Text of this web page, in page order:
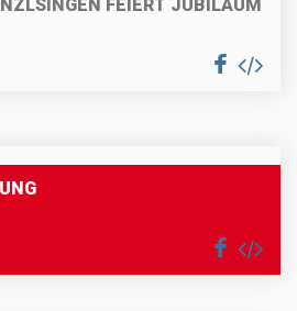
FEIERT JUBILÄUM